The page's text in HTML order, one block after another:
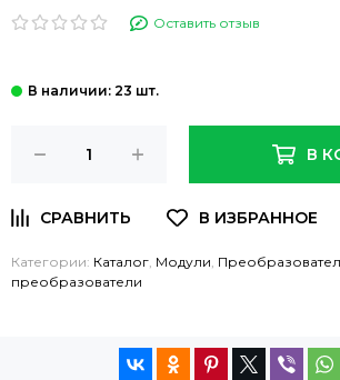
Оставить отзыв
: 23 шт.
В
Категории: Каталог, Модули,
преобразователи